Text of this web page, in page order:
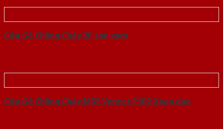
Cửa Gỗ Chống Cháy 2P son xam
Cửa Gỗ Chống Cháy MDF Veneer P1R2 Xoan dao